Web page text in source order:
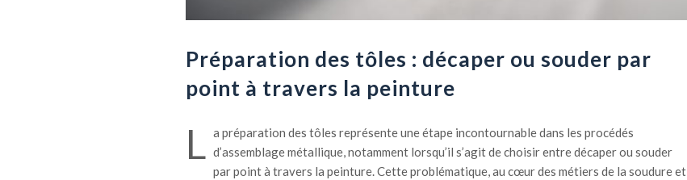
Préparation des tôles : décaper ou souder par
point à travers la peinture
L a préparation des tôles représente une étape incontournable dans les procédés
d’assemblage métallique, notamment lorsqu’il s’agit de choisir entre décaper ou souder
par point à travers la peinture. Cette problématique, au cœur des métiers de la soudure et